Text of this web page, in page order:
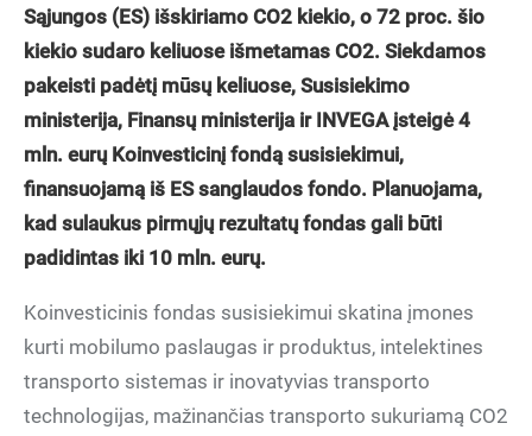
Sąjungos (ES) išskiriamo CO2 kiekio, o 72 proc. šio
kiekio sudaro keliuose išmetamas CO2. Siekdamos
pakeisti padėtį mūsų keliuose, Susisiekimo
ministerija, Finansų ministerija ir INVEGA įsteigė 4
mln. eurų Koinvesticinį fondą susisiekimui,
finansuojamą iš ES sanglaudos fondo. Planuojama,
kad sulaukus pirmųjų rezultatų fondas gali būti
padidintas iki 10 mln. eurų.
Koinvesticinis fondas susisiekimui skatina įmones
kurti mobilumo paslaugas ir produktus, intelektines
transporto sistemas ir inovatyvias transporto
technologijas, mažinančias transporto sukuriamą CO2